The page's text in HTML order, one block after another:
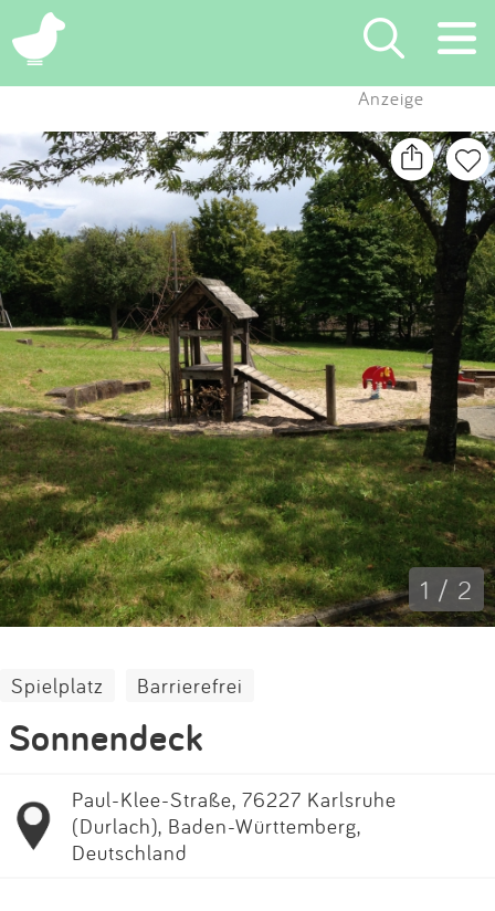
×
Suchen
Eintragen
App
Blog
Partner
Kontakt
Impressum
Anmelden
Anzeige
1 / 2
Spielplatz Barrierefrei
Sonnendeck
Paul-Klee-Straße, 76227 Karlsruhe
(Durlach), Baden-Württemberg,
Deutschland